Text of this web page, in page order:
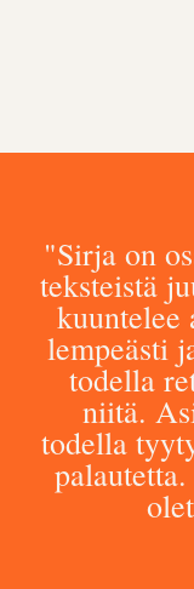
"Sirja on
teksteistä
kuuntelee
lempeästi
todella
niitä.
todella